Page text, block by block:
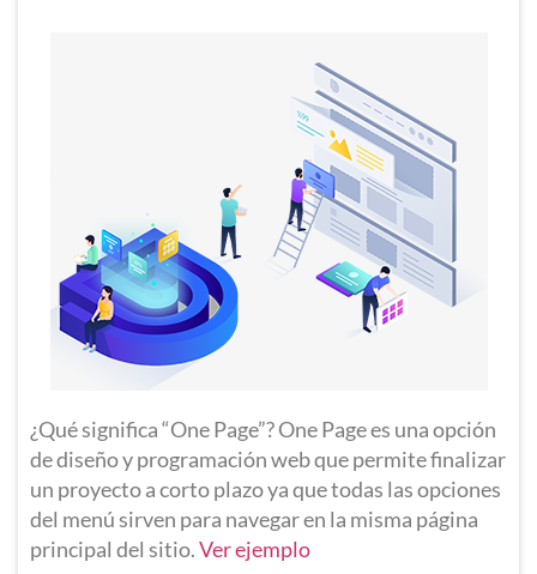
¿Qué significa “One Page”? One Page es una opción
de diseño y programación web que permite finalizar
un proyecto a corto plazo ya que todas las opciones
del menú sirven para navegar en la misma página
principal del sitio.Ver ejemplo